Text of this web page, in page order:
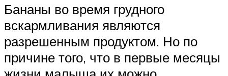
Бананы во время грудного
вскармливания являются
разрешенным продуктом. Но по
причине того, что в первые месяцы